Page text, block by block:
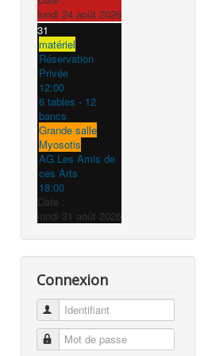
lundi 24 août 2026
31
matériel
Réservation
Privée
12:00
6 tables - 12
bancs
Grande salle
Myosotis
AG Les Amis de
ces Arts
18:00
Date :
lundi 31 août 2026
Connexion
Identifiant
Mot de passe